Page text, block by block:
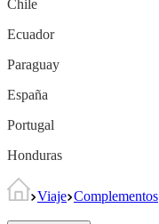
Chile
Ecuador
Paraguay
España
Portugal
Honduras
Viaje Complementos